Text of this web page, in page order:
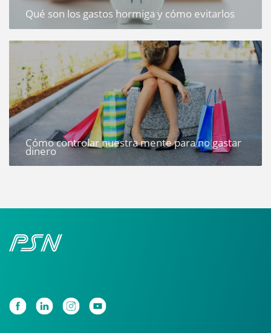
Qué son los gastos hormiga y cómo evitarlos
Cómo controlar nuestra mente para no gastar
dinero